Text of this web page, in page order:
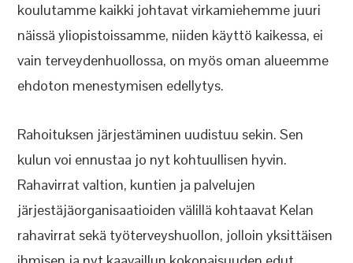
koulutamme kaikki johtavat virkamiehemme juuri
näissä yliopistoissamme, niiden käyttö kaikessa, ei
vain terveydenhuollossa, on myös oman alueemme
ehdoton menestymisen edellytys.
Rahoituksen järjestäminen uudistuu sekin. Sen
kulun voi ennustaa jo nyt kohtuullisen hyvin.
Rahavirrat valtion, kuntien ja palvelujen
järjestäjäorganisaatioiden välillä kohtaavat Kelan
rahavirrat sekä työterveyshuollon, jolloin yksittäisen